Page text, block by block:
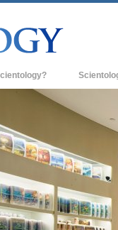
de Scientology
Scientologists acerca de
Scientologist
Iglesia
Nuevas
Base en
Freewinds